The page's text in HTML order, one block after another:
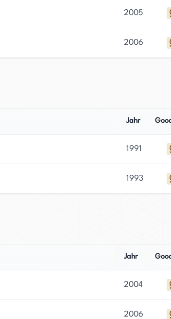
2005
2006
Jahr
1991
1993
Jahr
2004
2006